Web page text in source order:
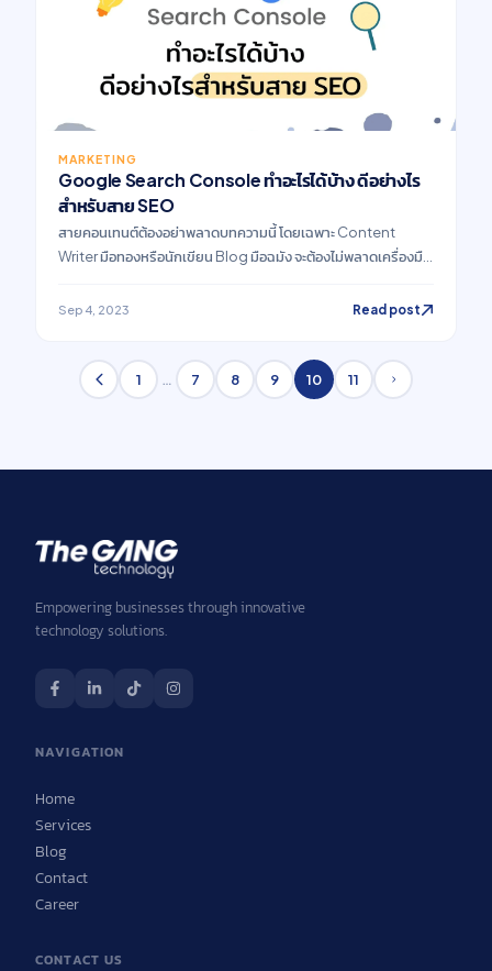
MARKETING
Google Search Console ทำอะไรได้บ้าง ดีอย่างไร
สำหรับสาย SEO
สายคอนเทนต์ต้องอย่าพลาดบทความนี้ โดยเฉพาะ Content
Writer มือทองหรือนักเขียน Blog มือฉมัง จะต้องไม่พลาดเครื่องมือ
SEO ของเรามีประสิทธิภาพมากขึ้น ด้วย Google Search
Sep 4, 2023 Read post
1 … 7 8 9 10 11
Empowering businesses through innovative
technology solutions.
NAVIGATION
Home
Services
Blog
Contact
Career
CONTACT US